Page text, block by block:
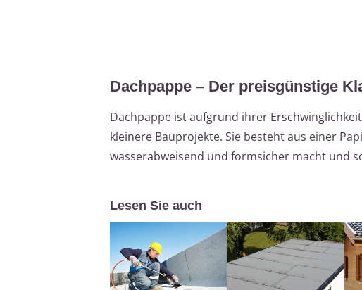
Dachpappe – Der preisgünstige
Dachpappe ist aufgrund ihrer
kleinere Bauprojekte. Sie besteht aus einer
wasserabweisend und formsicher macht und
Lesen Sie auch